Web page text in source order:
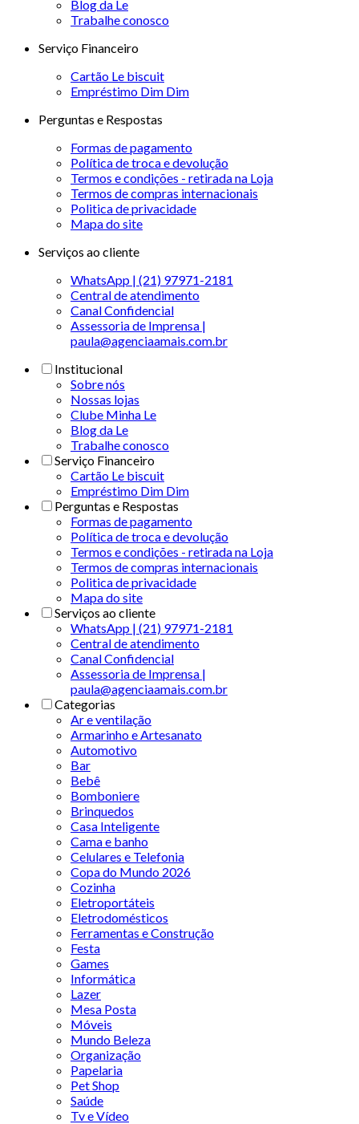
Blog da Le
Trabalhe conosco
Serviço Financeiro
Cartão Le biscuit
Empréstimo Dim Dim
Perguntas e Respostas
Formas de pagamento
Política de troca e devolução
Termos e condições - retirada na Loja
Termos de compras internacionais
Politica de privacidade
Mapa do site
Serviços ao cliente
WhatsApp | (21) 97971-2181
Central de atendimento
Canal Confidencial
Assessoria de Imprensa |
paula@agenciaamais.com.br
Institucional
Sobre nós
Nossas lojas
Clube Minha Le
Blog da Le
Trabalhe conosco
Serviço Financeiro
Cartão Le biscuit
Empréstimo Dim Dim
Perguntas e Respostas
Formas de pagamento
Política de troca e devolução
Termos e condições - retirada na Loja
Termos de compras internacionais
Politica de privacidade
Mapa do site
Serviços ao cliente
WhatsApp | (21) 97971-2181
Central de atendimento
Canal Confidencial
Assessoria de Imprensa |
paula@agenciaamais.com.br
Categorias
Ar e ventilação
Armarinho e Artesanato
Automotivo
Bar
Bebê
Bomboniere
Brinquedos
Casa Inteligente
Cama e banho
Celulares e Telefonia
Copa do Mundo 2026
Cozinha
Eletroportáteis
Eletrodomésticos
Ferramentas e Construção
Festa
Games
Informática
Lazer
Mesa Posta
Móveis
Mundo Beleza
Organização
Papelaria
Pet Shop
Saúde
Tv e Vídeo